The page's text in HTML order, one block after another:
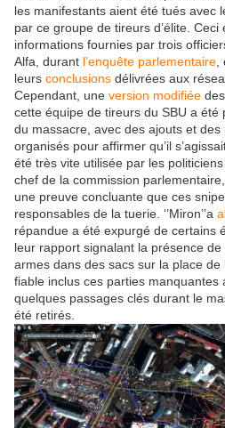
les manifestants aient été tués avec
par ce groupe de tireurs d’élite.
informations fournies par trois
Alfa, durant l’enquête parlementaire,
leurs conclusions délivrées aux
Cependant, une version modifiée
cette équipe de tireurs du SBU a été
du massacre, avec des ajouts et
organisés pour affirmer qu’il
été très vite utilisée par les
chef de la commission
une preuve concluante que ces
responsables de la tuerie. ‘’Miron’’a
répandue a été expurgé de certains
leur rapport signalant la présence
armes dans des sacs sur la place de
fiable inclus ces parties manquantes
quelques passages clés durant le
été retirés.